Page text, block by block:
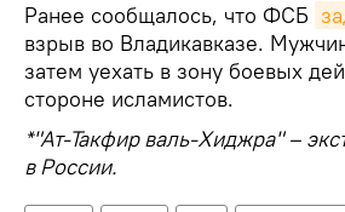
Ранее сообщалось, что ФСБ
взрыв во Владикавказе.
затем уехать в зону боевых
стороне исламистов.
*"Ат-Такфир валь-Хиджра" –
в России.